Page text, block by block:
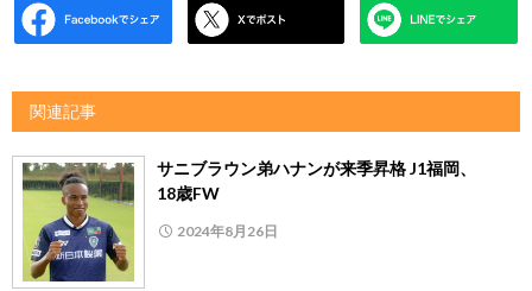
関連記事
サニブラウン弟ハナンが来季昇格 J1福岡、
18歳FW
2024年8月26日